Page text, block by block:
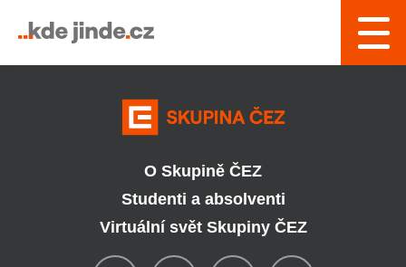
O Skupině ČEZ
Studenti a absolventi
Virtuální svět Skupiny ČEZ